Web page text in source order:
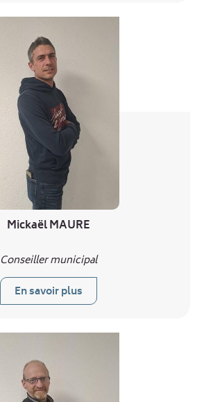
Mickaël MAURE
Conseiller municipal
En savoir plus